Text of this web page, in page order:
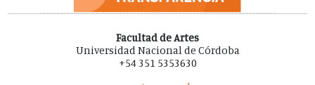
Facultad de Artes
Universidad Nacional de Córdoba
+54 351 5353630